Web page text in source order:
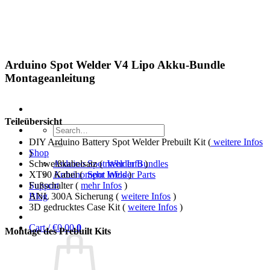
Search
for:
Shop
Arduino Spot Welder Bundles
Arduino Spot Welder Parts
Support
Blog
Cart /€0,00 0
Arduino Spot Welder V4 Lipo Akku-Bundle
Montageanleitung
Teileübersicht
DIY Arduino Battery Spot Welder Prebuilt Kit ( weitere Infos
)
Schweißkabelsatz (mehr Info)
XT90 Kabel (mehr Infos)
Fußschalter ( mehr Infos )
ANL 300A Sicherung ( weitere Infos )
3D gedrucktes Case Kit ( weitere Infos )
Montage des Prebuilt Kits